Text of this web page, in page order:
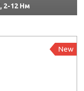
2-12 Нм
New